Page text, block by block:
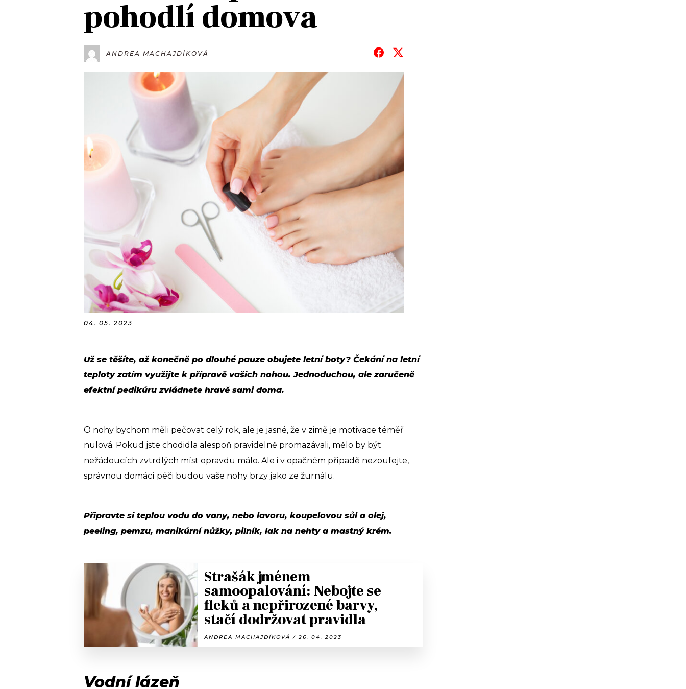
JAK NALADIT
RÁDIO
JAK NALADIT
pohodlí domova
ANDREA MACHAJDÍKOVÁ
04. 05. 2023
Už se těšíte, až konečně po dlouhé pauze obujete letní boty? Čekání na letní
teploty zatím využijte k přípravě vašich nohou. Jednoduchou, ale zaručeně
efektní pedikúru zvládnete hravě sami doma.
O nohy bychom měli pečovat celý rok, ale je jasné, že v zimě je motivace téměř
nulová. Pokud jste chodidla alespoň pravidelně promazávali, mělo by být
nežádoucích zvtrdlých míst opravdu málo. Ale i v opačném případě nezoufejte,
správnou domácí péči budou vaše nohy brzy jako ze žurnálu.
Připravte si teplou vodu do vany, nebo lavoru, koupelovou sůl a olej,
peeling, pemzu, manikúrní nůžky, pilník, lak na nehty a mastný krém.
Strašák jménem
samoopalování: Nebojte se
fleků a nepřirozené barvy,
stačí dodržovat pravidla
ANDREA MACHAJDÍKOVÁ / 26. 04. 2023
Vodní lázeň